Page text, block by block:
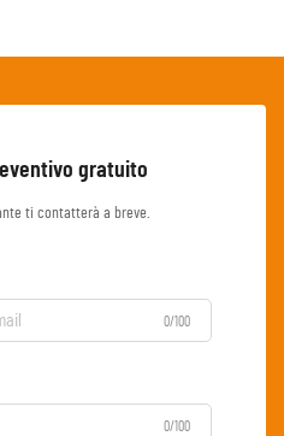
gratuito
ti contatterà a breve.
0/100
0/100